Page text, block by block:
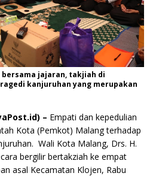
jajaran, takjiah di
kanjuruhan yang merupakan
– Empati dan kepedulian
Kota (Pemkot) Malang terhadap
Wali Kota Malang, Drs. H.
bergilir bertakziah ke empat
asal Kecamatan Klojen, Rabu